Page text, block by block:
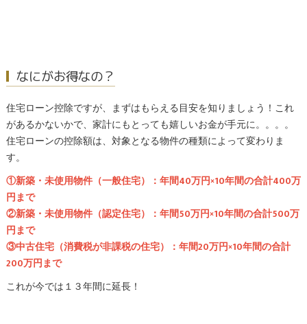
なにがお得なの？
住宅ローン控除ですが、まずはもらえる目安を知りましょう！これ
があるかないかで、家計にもとっても嬉しいお金が手元に。。。。
住宅ローンの控除額は、対象となる物件の種類によって変わりま
す。
①新築・未使用物件（一般住宅）：年間40万円×10年間の合計400万
円まで
②新築・未使用物件（認定住宅）
：年間50万円×10年間の合計500万
円まで
③中古住宅（消費税が非課税の住宅）：年間20万円×10年間の合計
200万円まで
これが今では１３年間に延長！